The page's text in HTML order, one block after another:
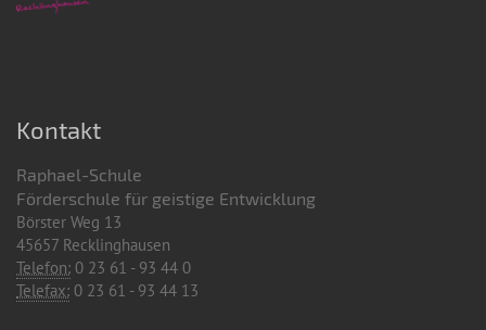
Kontakt
Raphael-Schule
Förderschule für geistige Entwicklung
Börster Weg 13
45657 Recklinghausen
Telefon: 0 23 61 - 93 44 0
Telefax: 0 23 61 - 93 44 13